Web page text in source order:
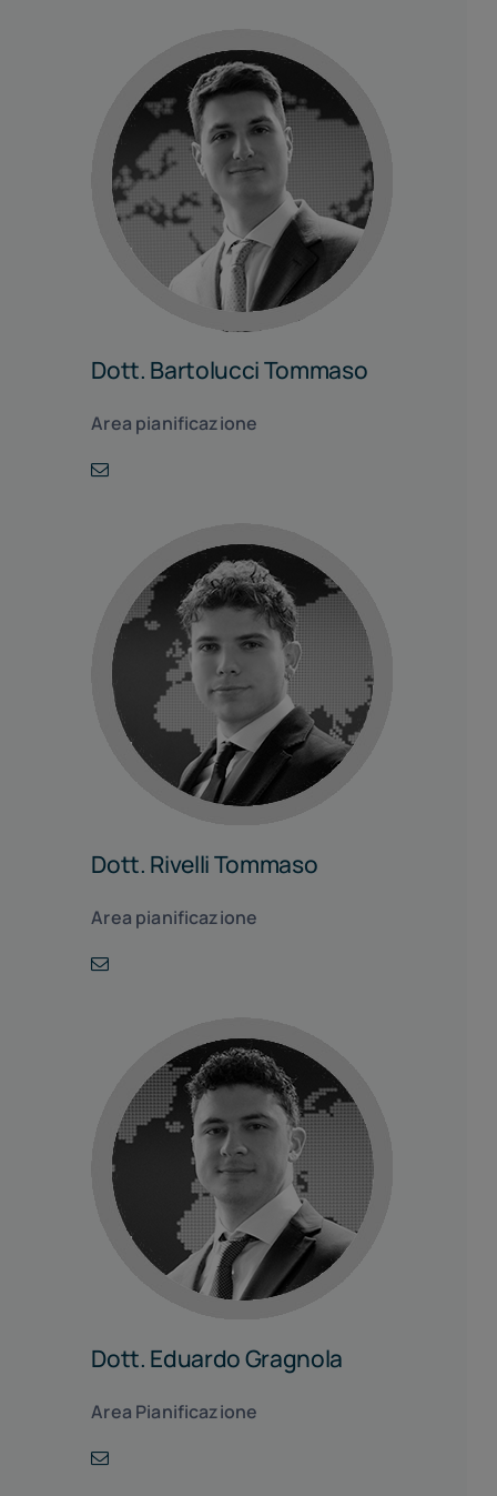
Dott. Bartolucci Tommaso
Area pianificazione
Dott. Rivelli Tommaso
Area pianificazione
Dott. Eduardo Gragnola
Area Pianificazione